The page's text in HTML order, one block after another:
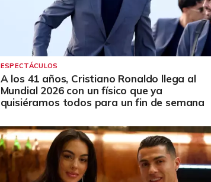
ESPECTÁCULOS
A los 41 años, Cristiano Ronaldo llega al
Mundial 2026 con un físico que ya
quisiéramos todos para un fin de semana